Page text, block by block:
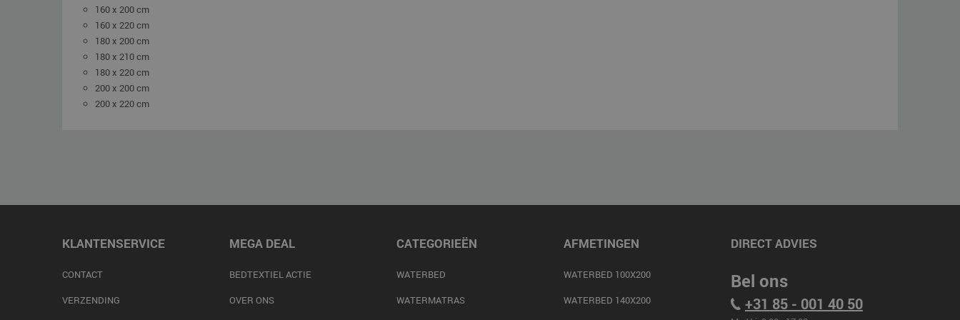
160 x 200 cm
160 x 220 cm
180 x 200 cm
180 x 210 cm
180 x 220 cm
200 x 200 cm
200 x 220 cm
KLANTENSERVICE
CONTACT
VERZENDING
MEGA DEAL
BEDTEXTIEL ACTIE
OVER ONS
CATEGORIEËN
WATERBED
WATERMATRAS
AFMETINGEN
WATERBED 100X200
WATERBED 140X200
DIRECT ADVIES
Bel ons
+31 85 - 001 40 50